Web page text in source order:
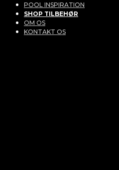
POOL INSPIRATION
SHOP TILBEHØR
OM OS
KONTAKT OS